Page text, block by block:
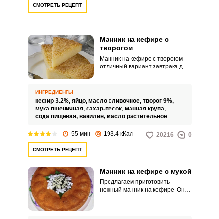
СМОТРЕТЬ РЕЦЕПТ
Манник на кефире с
творогом
Манник на кефире с творогом –
отличный вариант завтрака для
ИНГРЕДИЕНТЫ
кефир 3.2%, яйцо, масло сливочное, творог 9%,
мука пшеничная, сахар-песок, манная крупа,
сода пищевая, ванилин, масло растительное
55 мин 193.4 кКал 20216 0
СМОТРЕТЬ РЕЦЕПТ
Манник на кефире с мукой
Предлагаем приготовить
нежный манник на кефире. Он